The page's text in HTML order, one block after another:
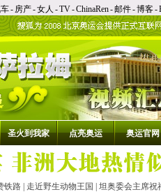
- 房产-女人 -TV-ChinaRen-邮件-博客-
圣火到我家 点亮奥运 奥运官网
铁路| 走近野生动物王国 坦奥委会主席祝